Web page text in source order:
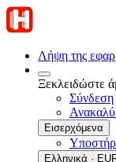
Λήψη της
Ξεκλειδώστε
Σύνδεση
Εισερχόμενα
Ελληνικά ·